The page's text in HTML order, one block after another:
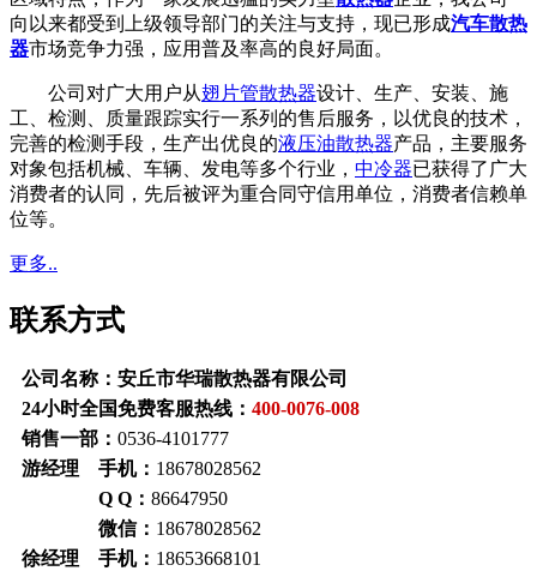
向以来都受到上级领导部门的关注与支持，现已形成汽车散热
器市场竞争力强，应用普及率高的良好局面。
公司对广大用户从翅片管散热器设计、生产、安装、施
工、检测、质量跟踪实行一系列的售后服务，以优良的技术，
完善的检测手段，生产出优良的液压油散热器产品，主要服务
对象包括机械、车辆、发电等多个行业， 中冷器已获得了广大
消费者的认同，先后被评为重合同守信用单位，消费者信赖单
位等。
更多..
联系方式
公司名称：安丘市华瑞散热器有限公司
24小时全国免费客服热线： 400-0076-008
销售一部： 0536-4101777
游经理 手机： 18678028562
Q Q： 86647950
微信： 18678028562
徐经理 手机： 18653668101